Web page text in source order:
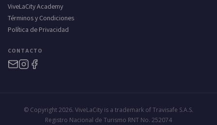
ViveLaCity Academy
Términos y Condiciones
Política de Privacidad
CONTACTO
© Copyright 2026. ViveLaCity is a trademark of Travisafe S.A.S.
Registro Nacional de Turismo RNT No. 252074